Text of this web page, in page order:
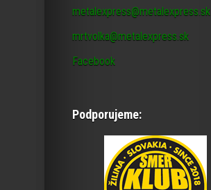
metalexpress@metalexpress.sk
mrtvolka@metalexpress.sk
Facebook
Podporujeme: